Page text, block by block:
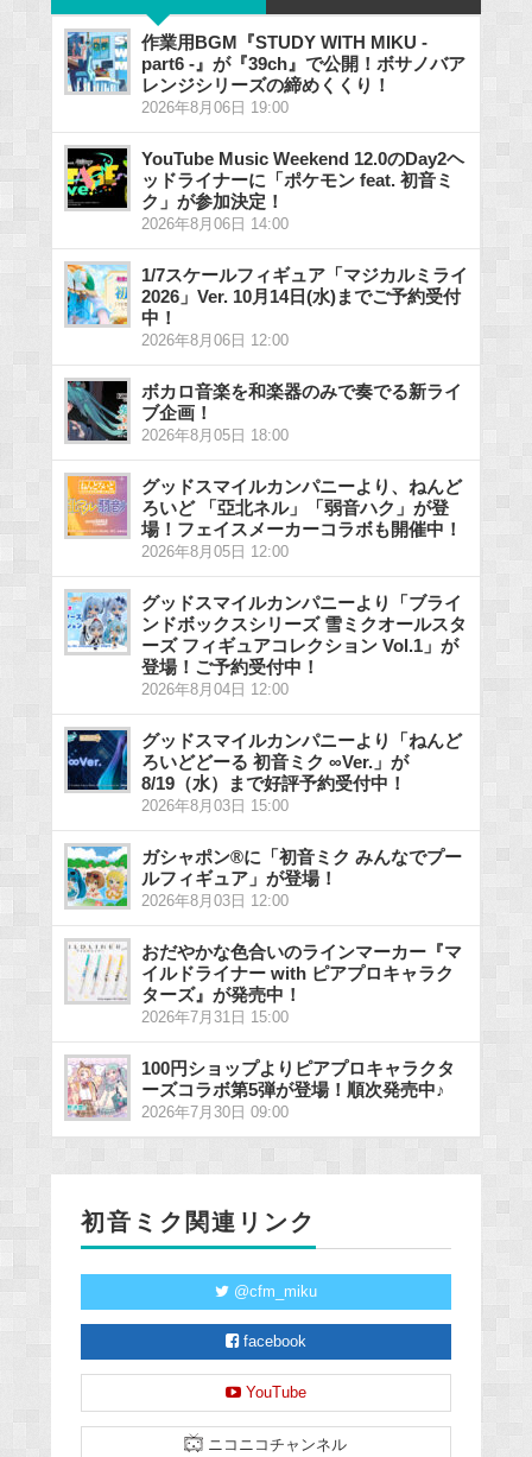
作業用BGM『STUDY WITH MIKU -
part6 -』が『39ch』で公開！ボサノバア
レンジシリーズの締めくくり！
2026年8月06日 19:00
YouTube Music Weekend 12.0のDay2ヘ
ッドライナーに「ポケモン feat. 初音ミ
ク」が参加決定！
2026年8月06日 14:00
1/7スケールフィギュア「マジカルミライ
2026」Ver. 10月14日(水)までご予約受付
中！
2026年8月06日 12:00
ボカロ音楽を和楽器のみで奏でる新ライ
ブ企画！
2026年8月05日 18:00
グッドスマイルカンパニーより、ねんど
ろいど 「亞北ネル」「弱音ハク」が登
場！フェイスメーカーコラボも開催中！
2026年8月05日 12:00
グッドスマイルカンパニーより「ブライ
ンドボックスシリーズ 雪ミクオールスタ
ーズ フィギュアコレクション Vol.1」が
登場！ご予約受付中！
2026年8月04日 12:00
グッドスマイルカンパニーより「ねんど
ろいどどーる 初音ミク ∞Ver.」が
8/19（水）まで好評予約受付中！
2026年8月03日 15:00
ガシャポン®に「初音ミク みんなでプー
ルフィギュア」が登場！
2026年8月03日 12:00
おだやかな色合いのラインマーカー『マ
イルドライナー with ピアプロキャラク
ターズ』が発売中！
2026年7月31日 15:00
100円ショップよりピアプロキャラクタ
ーズコラボ第5弾が登場！順次発売中♪
2026年7月30日 09:00
初音ミク関連リンク
@cfm_miku
facebook
YouTube
ニコニコチャンネル